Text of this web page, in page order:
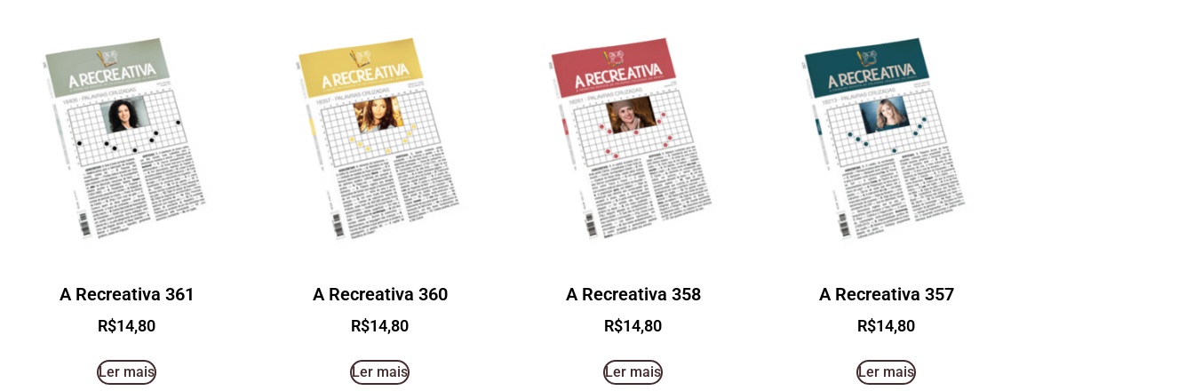
A Recreativa 361
R$14,80
Ler mais
A Recreativa 360
R$14,80
Ler mais
A Recreativa 358
R$14,80
Ler mais
A Recreativa 357
R$14,80
Ler mais